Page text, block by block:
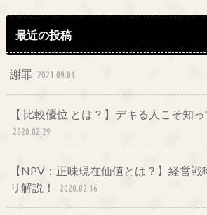
最近の投稿
謝罪 2021.09.01
【 比較優位 とは？】デキる人こそ知
2020.02.29
【NPV：正味現在価値とは？】経営戦
リ解説！
2020.02.16